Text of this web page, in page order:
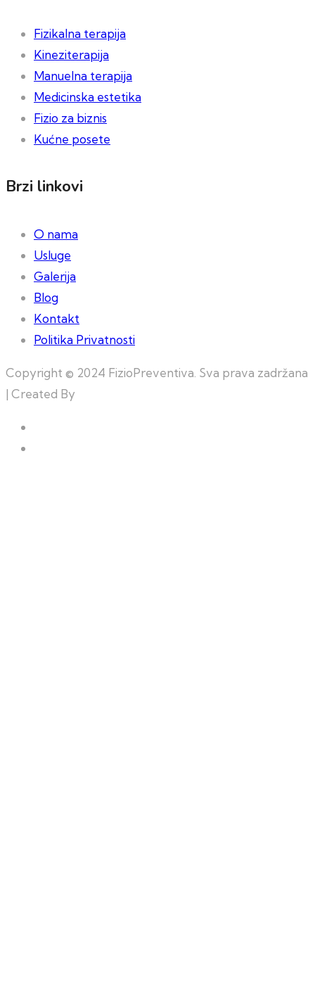
Fizikalna terapija
Kineziterapija
Manuelna terapija
Medicinska estetika
Fizio za biznis
Kućne posete
Brzi linkovi
O nama
Usluge
Galerija
Blog
Kontakt
Politika Privatnosti
Copyright © 2024 FizioPreventiva. Sva prava zadržana
| Created By